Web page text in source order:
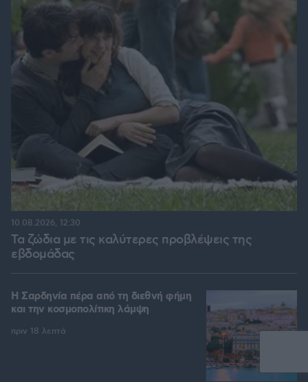
Τα ζώδια με τις καλύτερες προβλέψεις της
εβδομάδας
10.08.2026, 12:30
Η Σαρδηνία πέρα από τη διεθνή φήμη
και την κοσμοπολίτικη λάμψη
πριν 18 λεπτά